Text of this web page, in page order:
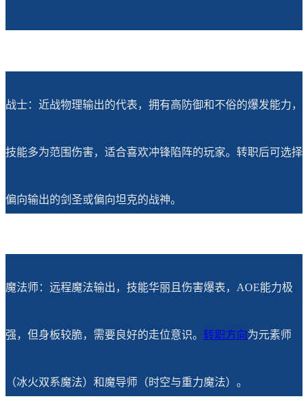
战士：近战物理输出的代表，拥有高防御和不俗的爆发能力，
技能多为范围伤害，适合喜欢冲锋陷阵的玩家。转职后可选择
偏向输出的剑圣或偏向坦克的战神。
魔法师：远程魔法输出，技能华丽且伤害爆表，AOE能力极
强，但身板较脆，需要良好的走位意识。 转职方向为元素师
（冰火双系魔法）和魔导师（时空与重力魔法）。